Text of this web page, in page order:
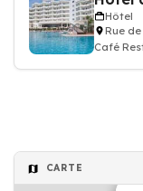
Hôtel
Rue de
Café
CARTE